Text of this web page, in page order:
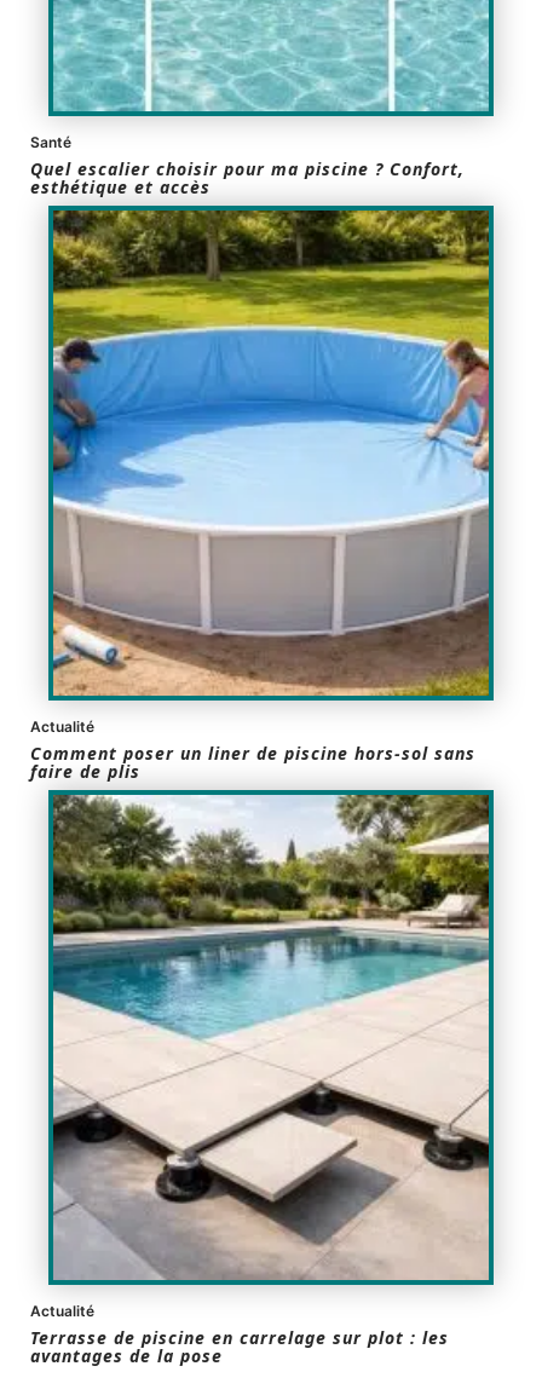
Santé
Quel escalier choisir pour ma piscine ? Confort,
esthétique et accès
Actualité
Comment poser un liner de piscine hors-sol sans
faire de plis
Actualité
Terrasse de piscine en carrelage sur plot : les
avantages de la pose